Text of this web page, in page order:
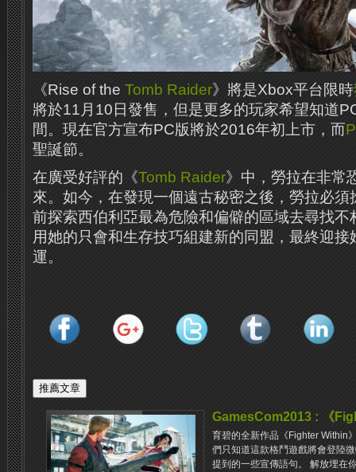
《Rise of the Tomb Raider》將是Xbox平台限時
將於11月10日發售，但是更多的玩家希望知道
間。現在官方宣布PC版將於2016年初上市，而
聖誕節。
在廣受好評的《Tomb Raider》中，勞拉在非常
來。如今，在發現一個遠古秘密之後，勞拉必
前探索西伯利亞最為危險和偏僻的區域去尋找不
用她的只會和生存技巧組建新的同盟，最終迎
運。
GamesCom2013 : 《
育碧的全新作品《Fighter Within
們只知道這款格鬥遊戲將會登陸
提到的一些宣傳語句。 解放埋在